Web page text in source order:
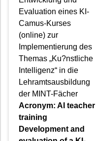
Evaluation eines KI-
Camus-Kurses
(online) zur
Implementierung des
Themas „Ku?nstliche
Intelligenz“ in die
Lehramtsausbildung
der MINT-Fächer
Acronym: AI teacher
training
Development and